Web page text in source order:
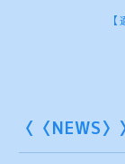
〈〈NEWS〉